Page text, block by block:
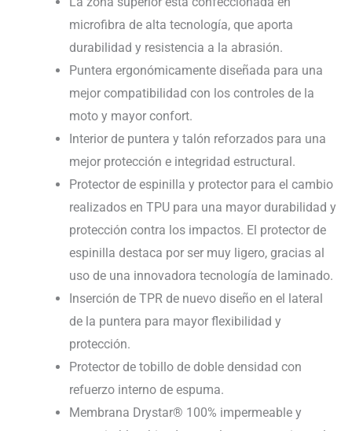
microfibra de alta tecnología, que aporta
durabilidad y resistencia a la abrasión.
Puntera ergonómicamente diseñada para una
mejor compatibilidad con los controles de la
moto y mayor confort.
Interior de puntera y talón reforzados para una
mejor protección e integridad estructural.
Protector de espinilla y protector para el cambio
realizados en TPU para una mayor durabilidad y
protección contra los impactos. El protector de
espinilla destaca por ser muy ligero, gracias al
uso de una innovadora tecnología de laminado.
Inserción de TPR de nuevo diseño en el lateral
de la puntera para mayor flexibilidad y
protección.
Protector de tobillo de doble densidad con
refuerzo interno de espuma.
Membrana Drystar® 100% impermeable y